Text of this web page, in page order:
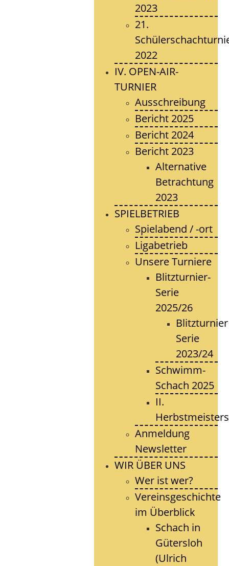
2023
21.
2022
IV. OPEN-AIR-
TURNIER
Ausschreibung
Bericht 2025
Bericht 2024
Bericht 2023
Alternative
Betrachtung
2023
SPIELBETRIEB
Spielabend / -ort
Ligabetrieb
Unsere Turniere
Blitzturnier-
Serie
2025/26
Blitzturnier
Serie
2023/24
Schwimm-
Schach 2025
II.
Anmeldung
Newsletter
WIR ÜBER UNS
Wer ist wer?
Vereinsgeschichte
im Überblick
Schach in
Gütersloh
(Ulrich